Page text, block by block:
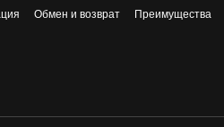
Обмен и возврат Преимущества